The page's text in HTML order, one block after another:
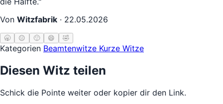
Von Witzfabrik · 22.05.2026
🥱 😐 🙂 😄 🤣
Kategorien Beamtenwitze Kurze Witze
Diesen Witz teilen
Schick die Pointe weiter oder kopier dir den Link.